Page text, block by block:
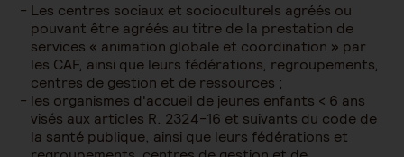
Les centres sociaux et socioculturels agréés ou
pouvant être agréés au titre de la prestation de
services « animation globale et coordination » par
les CAF, ainsi que leurs fédérations, regroupements,
centres de gestion et de ressources ;
les organismes d'accueil de jeunes enfants < 6 ans
visés aux articles R. 2324-16 et suivants du code de
la santé publique, ainsi que leurs fédérations et